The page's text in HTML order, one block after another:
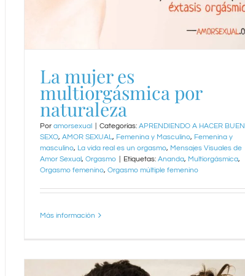
La mujer es
multiorgásmica por
naturaleza
Por amorsexual Categorías: APRENDIENDO A HACER BUEN
SEXO, AMOR SEXUAL, Femenina y Masculino, Femenina y
masculino, La vida real es un orgasmo, Mensajes Visuales de
Amor Sexual, Orgasmo Etiquetas: Ananda, Multiorgásmica,
Orgasmo femenino, Orgasmo múltiple femenino
Más información